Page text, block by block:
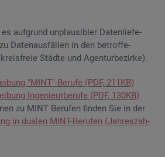
auf­grund un­plau­si­bler Da­ten­lie­fe­
Da­ten­aus­fäl­len in den be­trof­fe­
Städ­te und Agen­tur­be­zir­ke).
"MINT"-Be­ru­fe (PDF, 211KB)
In­ge­nieur­be­ru­fe (PDF, 130KB)
zu MINT Be­ru­fen fin­den Sie in der
in dua­len MINT-Be­ru­fen (Jah­res­zah­